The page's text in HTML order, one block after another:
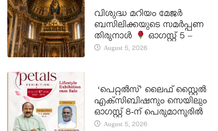
വിശുദ്ധ മറിയം മേജർ
ബസിലിക്കയുടെ സമർപ്പണ
തിരുനാൾ
ഓഗസ്റ്റ് 5 –
August 5, 2026
‘പെറ്റൽസ്’ ലൈഫ് സ്റ്റൈൽ
എക്സിബിഷനും സെയിലും
ഓഗസ്റ്റ് 8-ന് പെരുമാനൂരിൽ
August 5, 2026